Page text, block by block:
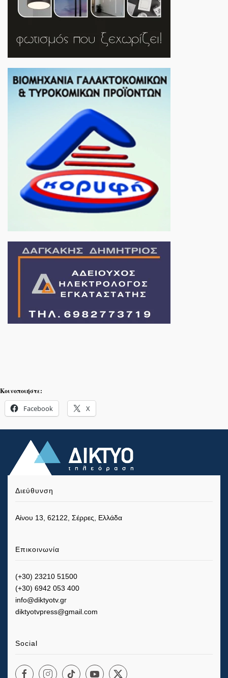
Κοινοποιήστε:
Facebook X
Διεύθυνση
Αίνου 13, 62122, Σέρρες, Ελλάδα
Επικοινωνία
(+30) 23210 51500
(+30) 6942 053 400
info@diktyotv.gr
diktyotvpress@gmail.com
Social